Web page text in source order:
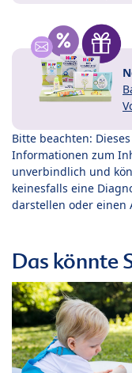
Bitte beachten:
Informationen zum
unverbindlich und
keinesfalls eine
darstellen oder einen
Das könnte